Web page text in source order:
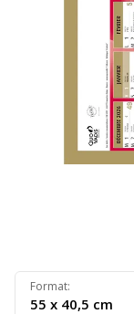
Format:
55 x 40,5 cm